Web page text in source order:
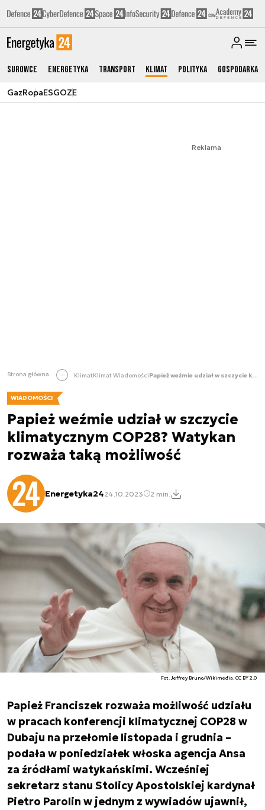
Surowce Energetyka Transport Klimat Polityka Gospodarka
GazRopaESGOZE
Reklama
Strona główna KlimatKlimat Wiadomości Papież weźmie udział w szczycie klimatycznym COP28? Watykan rozważa taką możliwość
WIADOMOŚCI
Papież weźmie udział w szczycie
klimatycznym COP28? Watykan
rozważa taką możliwość
Energetyka2424.10.2023 2 min.
Fot. Jeffrey Bruno/Wikimedia, CC BY 2.0
Papież Franciszek rozważa możliwość udziału
w pracach konferencji klimatycznej COP28 w
Dubaju na przełomie listopada i grudnia –
podała w poniedziałek włoska agencja Ansa
za źródłami watykańskimi. Wcześniej
sekretarz stanu Stolicy Apostolskiej kardynał
Pietro Parolin w jednym z wywiadów ujawnił,